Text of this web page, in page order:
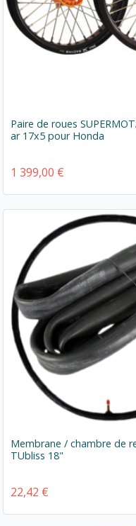
Paire de roues
ar 17x5 pour Honda
1 399,00 €
Membrane / chambre de
TUbliss 18"
22,42 €